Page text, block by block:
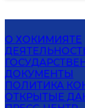
О ХОКИМИЯТЕ
ДОКУМЕНТЫ
ПОЛИТИКА
ОТКРЫТЫЕ